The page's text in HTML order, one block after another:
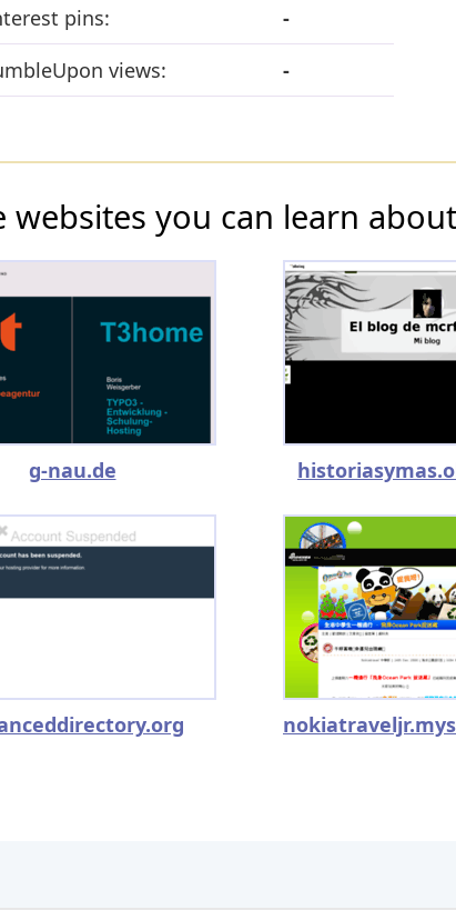
pins:
-
views:
-
websites you can learn about
g-nau.de